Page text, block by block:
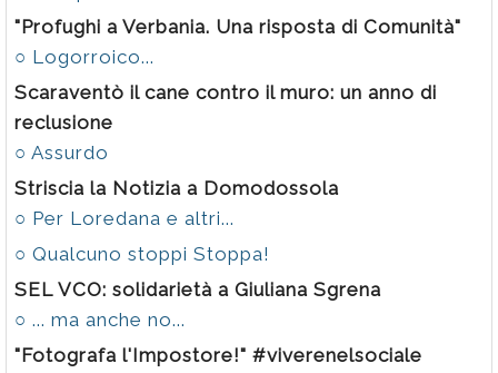
"Profughi a Verbania. Una risposta di Comunità"
○ Logorroico...
Scaraventò il cane contro il muro: un anno di
reclusione
○ Assurdo
Striscia la Notizia a Domodossola
○ Per Loredana e altri...
○ Qualcuno stoppi Stoppa!
SEL VCO: solidarietà a Giuliana Sgrena
○ ... ma anche no...
"Fotografa l'Impostore!" #viverenelsociale